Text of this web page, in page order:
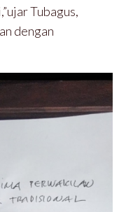
Tubagus,
dengan